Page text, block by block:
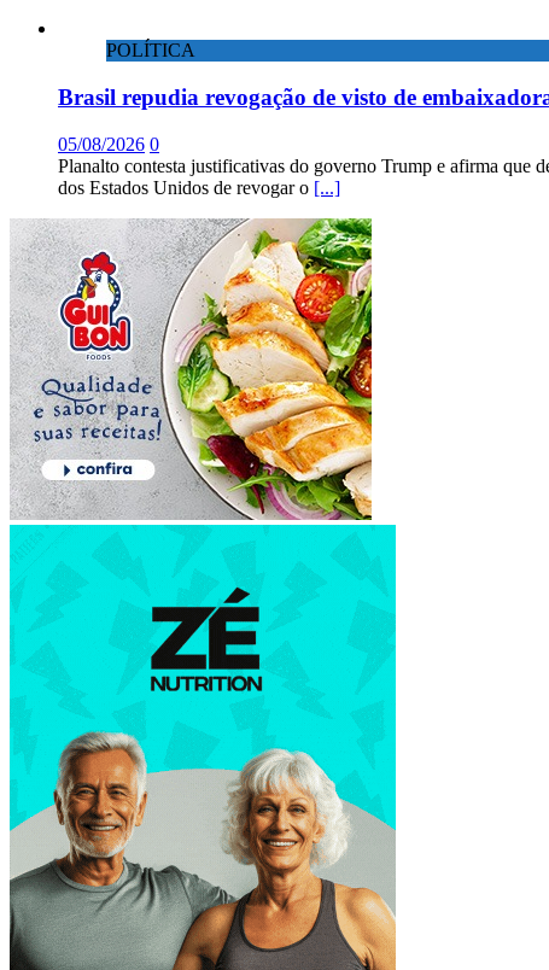
POLÍTICA
Brasil repudia revogação de visto de
05/08/2026 0
Planalto contesta justificativas do governo Trump e afirma que
dos Estados Unidos de revogar o [...]